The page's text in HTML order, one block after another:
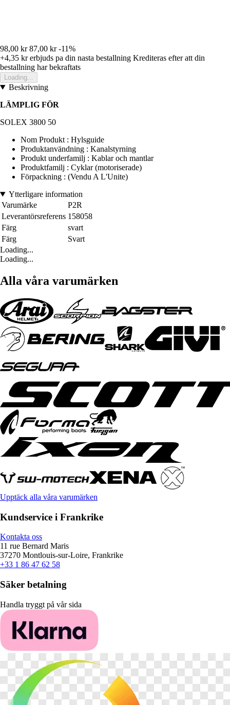
98,00 kr 87,00 kr -11%
+4,35 krerbjuds pa din nasta bestallning Krediteras efter att din
bestallning har bekraftats
Loading...
Beskrivning
LÄMPLIG FÖR
SOLEX 3800 50
Nom Produkt : Hylsguide
Produktanvändning : Kanalstyrning
Produkt underfamilj : Kablar och mantlar
Produktfamilj : Cyklar (motoriserade)
Förpackning : (Vendu A L'Unite)
Ytterligare information
Varumärke
P2R
Leverantörsreferens 158058
Färg
svart
Färg
Svart
Loading...
Loading...
Alla våra varumärken
Upptäck alla våra varumärken
Kundservice i Frankrike
Kontakta oss
11 rue Bernard Maris
37270 Montlouis-sur-Loire, Frankrike
+33 1 86 47 62 58
Säker betalning
Handla tryggt på vår sida